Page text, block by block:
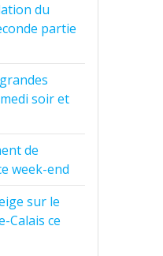
du
partie
soir et
de
week-end
sur le
Calais ce